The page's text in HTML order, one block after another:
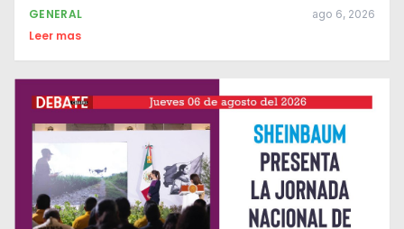
GENERAL ago 6, 2026
Leer mas